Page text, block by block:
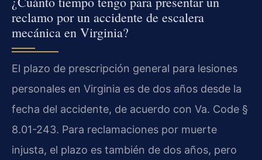
reclamo por un accidente de escalera
mecánica en Virginia?
El plazo de prescripción general para lesiones
personales en Virginia es de dos años desde la
fecha del accidente, de acuerdo con Va. Code §
8.01-243. Para reclamaciones por muerte
injusta, el plazo es también de dos años, pero